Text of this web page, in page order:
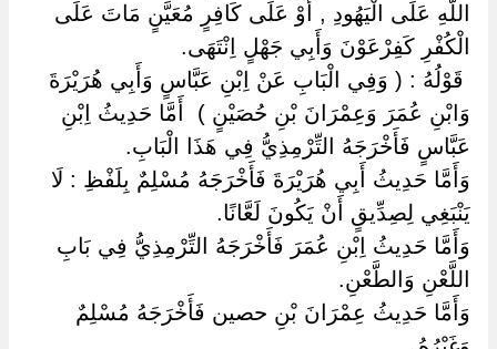
اللَّهِ عَلَى الْيَهُودِ , أَوْ عَلَى كَافِرٍ مُعَيَّنٍ مَاتَ عَلَى
الْكُفْرِ كَفِرْعَوْنَ وَأَبِي جَهْلٍ اِنْتَهَى.
‏ ‏قَوْلُهُ : ( وَفِي الْبَابِ عَنْ اِبْنِ عَبَّاسٍ وَأَبِي هُرَيْرَةَ
وَابْنِ عُمَرَ وَعِمْرَانَ بْنِ حُصَيْنٍ ) ‏ ‏أَمَّا حَدِيثُ اِبْنِ
عَبَّاسٍ فَأَخْرَجَهُ التِّرْمِذِيُّ فِي هَذَا الْبَابِ.
وَأَمَّا حَدِيثُ أَبِي هُرَيْرَةَ فَأَخْرَجَهُ مُسْلِمٌ بِلَفْظِ : لَا
يَنْبَغِي لِصِدِّيقٍ أَنْ يَكُونَ لَعَّانًا.
وَأَمَّا حَدِيثُ اِبْنِ عُمَرَ فَأَخْرَجَهُ التِّرْمِذِيُّ فِي بَابِ
اللَّعْنِ وَالطَّعْنِ.
وَأَمَّا حَدِيثُ عِمْرَانَ بْنِ حصين فَأَخْرَجَهُ مُسْلِمٌ